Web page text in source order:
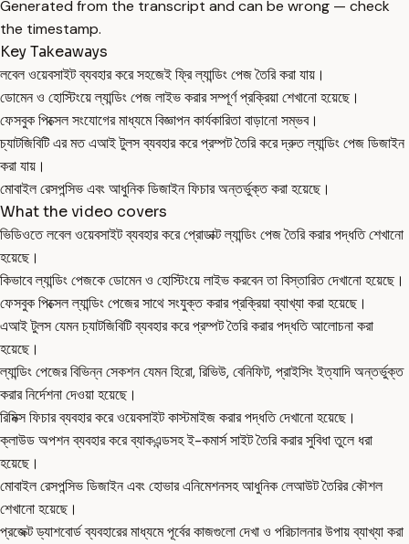
Generated from the transcript and can be wrong — check
the timestamp.
Key Takeaways
লবেল ওয়েবসাইট ব্যবহার করে সহজেই ফ্রি ল্যান্ডিং পেজ তৈরি করা যায়।
ডোমেন ও হোস্টিংয়ে ল্যান্ডিং পেজ লাইভ করার সম্পূর্ণ প্রক্রিয়া শেখানো হয়েছে।
ফেসবুক পিক্সেল সংযোগের মাধ্যমে বিজ্ঞাপন কার্যকারিতা বাড়ানো সম্ভব।
চ্যাটজিবিটি এর মত এআই টুলস ব্যবহার করে প্রম্পট তৈরি করে দ্রুত ল্যান্ডিং পেজ ডিজাইন
করা যায়।
মোবাইল রেসপন্সিভ এবং আধুনিক ডিজাইন ফিচার অন্তর্ভুক্ত করা হয়েছে।
What the video covers
ভিডিওতে লবেল ওয়েবসাইট ব্যবহার করে প্রোডাক্ট ল্যান্ডিং পেজ তৈরি করার পদ্ধতি শেখানো
হয়েছে।
কিভাবে ল্যান্ডিং পেজকে ডোমেন ও হোস্টিংয়ে লাইভ করবেন তা বিস্তারিত দেখানো হয়েছে।
ফেসবুক পিক্সেল ল্যান্ডিং পেজের সাথে সংযুক্ত করার প্রক্রিয়া ব্যাখ্যা করা হয়েছে।
এআই টুলস যেমন চ্যাটজিবিটি ব্যবহার করে প্রম্পট তৈরি করার পদ্ধতি আলোচনা করা
হয়েছে।
ল্যান্ডিং পেজের বিভিন্ন সেকশন যেমন হিরো, রিভিউ, বেনিফিট, প্রাইসিং ইত্যাদি অন্তর্ভুক্ত
করার নির্দেশনা দেওয়া হয়েছে।
রিমিক্স ফিচার ব্যবহার করে ওয়েবসাইট কাস্টমাইজ করার পদ্ধতি দেখানো হয়েছে।
ক্লাউড অপশন ব্যবহার করে ব্যাকএন্ডসহ ই-কমার্স সাইট তৈরি করার সুবিধা তুলে ধরা
হয়েছে।
মোবাইল রেসপন্সিভ ডিজাইন এবং হোভার এনিমেশনসহ আধুনিক লেআউট তৈরির কৌশল
শেখানো হয়েছে।
প্রজেক্ট ড্যাশবোর্ড ব্যবহারের মাধ্যমে পূর্বের কাজগুলো দেখা ও পরিচালনার উপায় ব্যাখ্যা করা